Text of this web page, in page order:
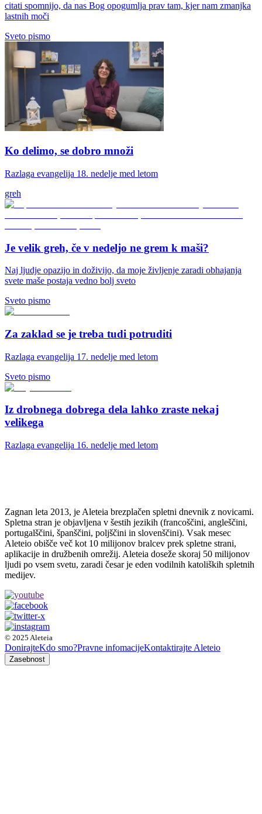
citati spomnijo, da nas Bog opogumlja prav tam, kjer nam zmanjka
lastnih moči
Sveto pismo
Ko delimo, se dobro množi
Razlaga evangelija 18. nedelje med letom
greh
Je velik greh, če v nedeljo ne grem k maši?
Naj ljudje opazijo in doživijo, da moje življenje zaradi obhajanja
svete maše postaja vedno bolj sveto
Sveto pismo
Za zaklad se je treba tudi potruditi
Razlaga evangelija 17. nedelje med letom
Sveto pismo
Iz drobnega dobrega dela lahko zraste nekaj
velikega
Razlaga evangelija 16. nedelje med letom
Zagnan leta 2013, je Aleteia brezplačen spletni dnevnik z novicami.
Spletna stran je objavljena v šestih jezikih (francoščini, angleščini,
portugalščini, španščini, poljščini in slovenščini). Vsak mesec
Aleteio obišče več kot 10 milijonov bralcev prek spletne strani,
aplikacije in družbenih omrežij. Aleteia doseže skoraj 50 milijonov
ljudi po vsem svetu, zaradi česar je eden vodilnih katoliških spletnih
medijev.
© 2025 Aleteia
DonirajteKdo smo?Pravne infomacijeKontaktirajte Aleteio
Zasebnost